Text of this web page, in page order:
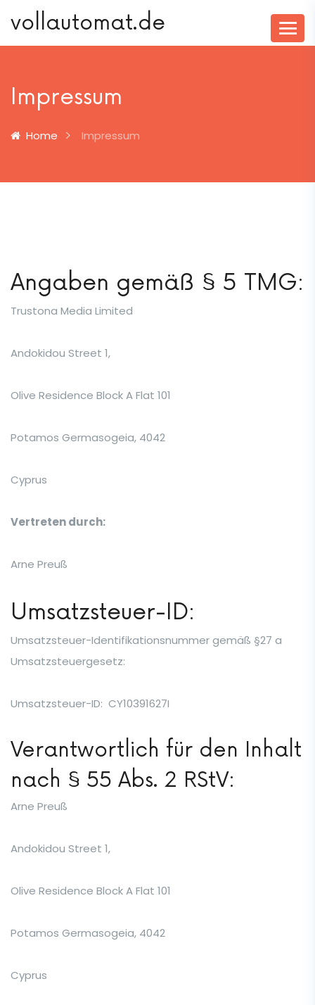
vollautomat.de
Impressum
Home Impressum
Angaben gemäß § 5 TMG:
Trustona Media Limited
Andokidou Street 1,
Olive Residence Block A Flat 101
Potamos Germasogeia, 4042
Cyprus
Vertreten durch:
Arne Preuß
Umsatzsteuer-ID:
Umsatzsteuer-Identifikationsnummer gemäß §27 a
Umsatzsteuergesetz:
Umsatzsteuer-ID: CY10391627I
Verantwortlich für den Inhalt
nach § 55 Abs. 2 RStV:
Arne Preuß
Andokidou Street 1,
Olive Residence Block A Flat 101
Potamos Germasogeia, 4042
Cyprus